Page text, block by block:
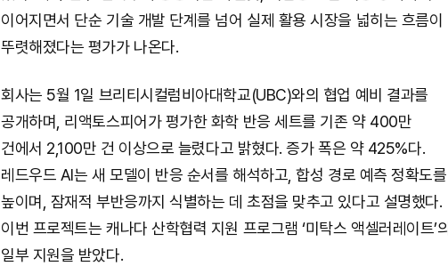
이어지면서 단순 기술 개발 단계를 넘어 실제 활용 시장을 넓히는 흐름이
뚜렷해졌다는 평가가 나온다.
회사는 5월 1일 브리티시컬럼비아대학교(UBC)와의 협업 예비 결과를
공개하며, 리액토스피어가 평가한 화학 반응 세트를 기존 약 400만
건에서 2,100만 건 이상으로 늘렸다고 밝혔다. 증가 폭은 약 425%다.
레드우드 AI는 새 모델이 반응 순서를 해석하고, 합성 경로 예측 정확도를
높이며, 잠재적 부반응까지 식별하는 데 초점을 맞추고 있다고 설명했다.
이번 프로젝트는 캐나다 산학협력 지원 프로그램 ‘미탁스 액셀러레이트’의
일부 지원을 받았다.